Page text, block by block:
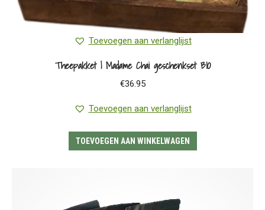
Toevoegen aan verlanglijst
Theepakket | Madame Chai geschenkset BIO
€36.95
Toevoegen aan verlanglijst
TOEVOEGEN AAN WINKELWAGEN